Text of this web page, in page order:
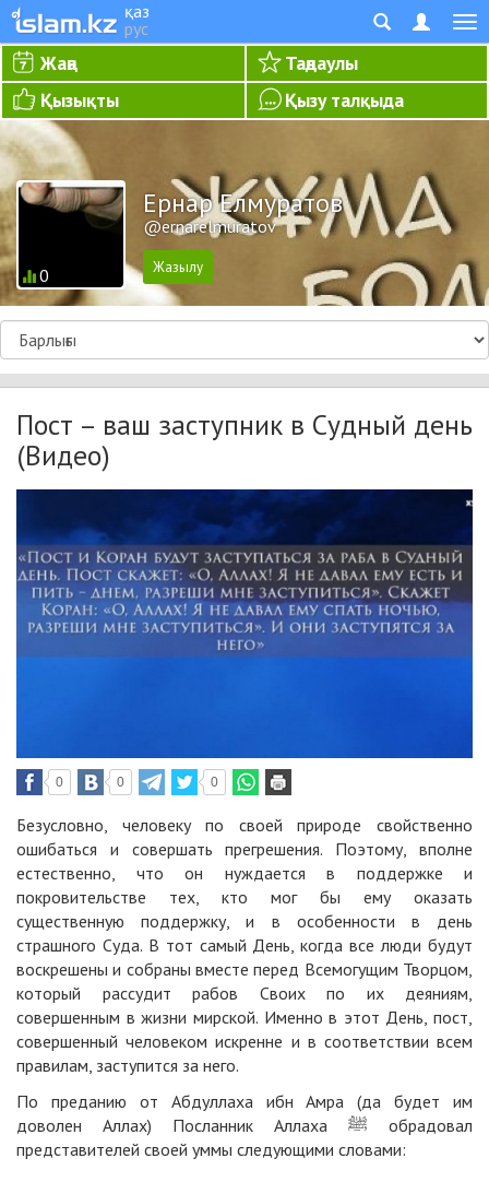
қаз
рус
Жаңа
Таңдаулы
Қызықты
Қызу талқыда
0
Ернар Елмуратов
@ernarelmuratov
Пост – ваш заступник в Судный день
(Видео)
0 0 0
Безусловно, человеку по своей природе свойственно
ошибаться и совершать прегрешения. Поэтому, вполне
естественно, что он нуждается в поддержке и
покровительстве тех, кто мог бы ему оказать
существенную поддержку, и в особенности в день
страшного Суда. В тот самый День, когда все люди будут
воскрешены и собраны вместе перед Всемогущим Творцом,
который рассудит рабов Своих по их деяниям,
совершенным в жизни мирской. Именно в этот День, пост,
совершенный человеком искренне и в соответствии всем
правилам, заступится за него.
По преданию от Абдуллаха ибн Амра (да будет им
доволен Аллах) Посланник Аллаха ﷺ обрадовал
представителей своей уммы следующими словами: